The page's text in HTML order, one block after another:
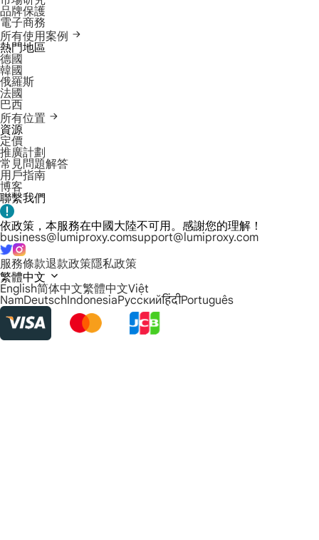
品牌保護
電子商務
所有使用案例
熱門地區
德國
韓國
俄羅斯
法國
巴西
所有位置
資源
定價
推廣計劃
常見問題解答
用戶指南
博客
聯繫我們
依政策，本服務在中國大陸不可用。感謝您的理解！
business@lumiproxy.comsupport@lumiproxy.com
服務條款退款政策隱私政策
繁體中文
English简体中文繁體中文Việt
NamDeutschIndonesiaРусскийहिंदीPortuguês